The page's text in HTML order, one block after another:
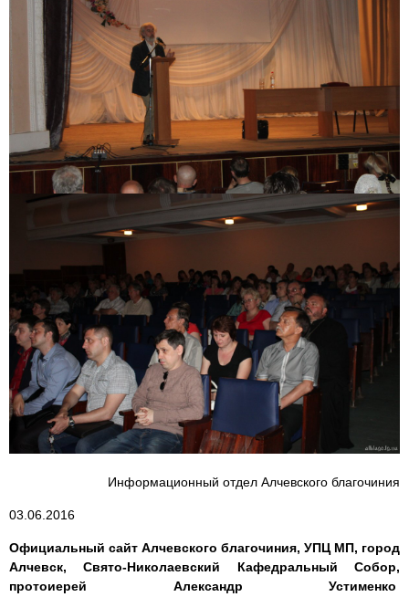
Информационный отдел Алчевского благочиния
03.06.2016
Официальный сайт Алчевского благочиния, УПЦ МП, город
Алчевск, Свято-Николаевский Кафедральный Собор,
протоиерей Александр Устименко